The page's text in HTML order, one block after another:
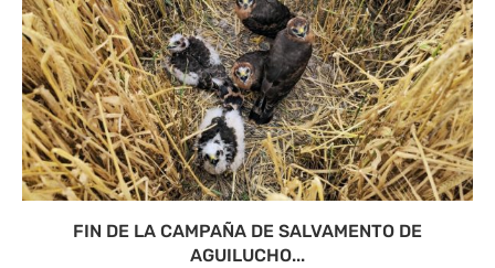
FIN DE LA CAMPAÑA DE SALVAMENTO DE
AGUILUCHO...